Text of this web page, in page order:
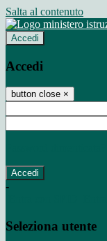
Salta al contenuto
Accedi
Accedi
button close ×
-
Seleziona utente